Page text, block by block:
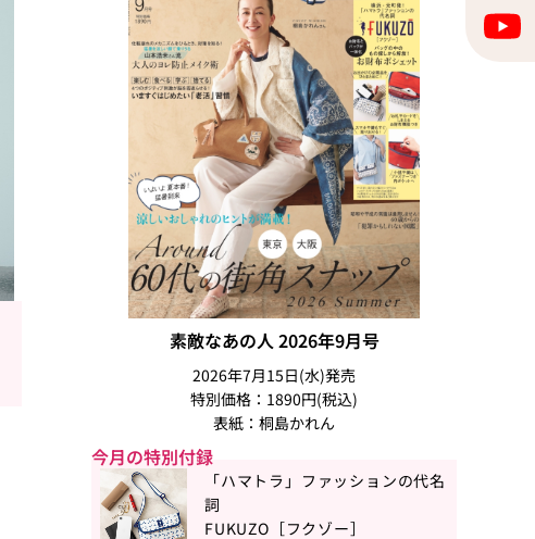
素敵なあの人 2026年9月号
2026年7月15日(水)発売
特別価格：1890円(税込)
表紙：桐島かれん
今月の特別付録
「ハマトラ」ファッションの代名
詞
FUKUZO［フクゾー］